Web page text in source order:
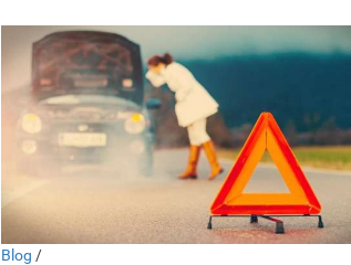
Blog /